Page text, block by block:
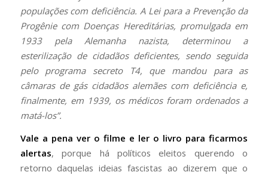
populações com deficiência. A Lei para a Prevenção da
Progênie com Doenças Hereditárias, promulgada em
1933 pela Alemanha nazista, determinou a
esterilização de cidadãos deficientes, sendo seguida
pelo programa secreto T4, que mandou para as
câmaras de gás cidadãos alemães com deficiência e,
finalmente, em 1939, os médicos foram ordenados a
matá-los”.
Vale a pena ver o filme e ler o livro para ficarmos
alertas, porque há políticos eleitos querendo o
retorno daquelas ideias fascistas ao dizerem que o